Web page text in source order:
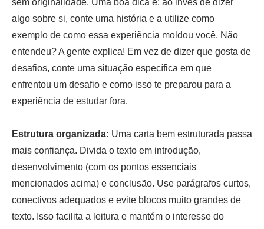
algo sobre si, conte uma história e a utilize como
exemplo de como essa experiência moldou você. Não
entendeu? A gente explica! Em vez de dizer que gosta de
desafios, conte uma situação específica em que
enfrentou um desafio e como isso te preparou para a
experiência de estudar fora.
Estrutura organizada: Uma carta bem estruturada passa
mais confiança. Divida o texto em introdução,
desenvolvimento (com os pontos essenciais
mencionados acima) e conclusão. Use parágrafos curtos,
conectivos adequados e evite blocos muito grandes de
texto. Isso facilita a leitura e mantém o interesse do